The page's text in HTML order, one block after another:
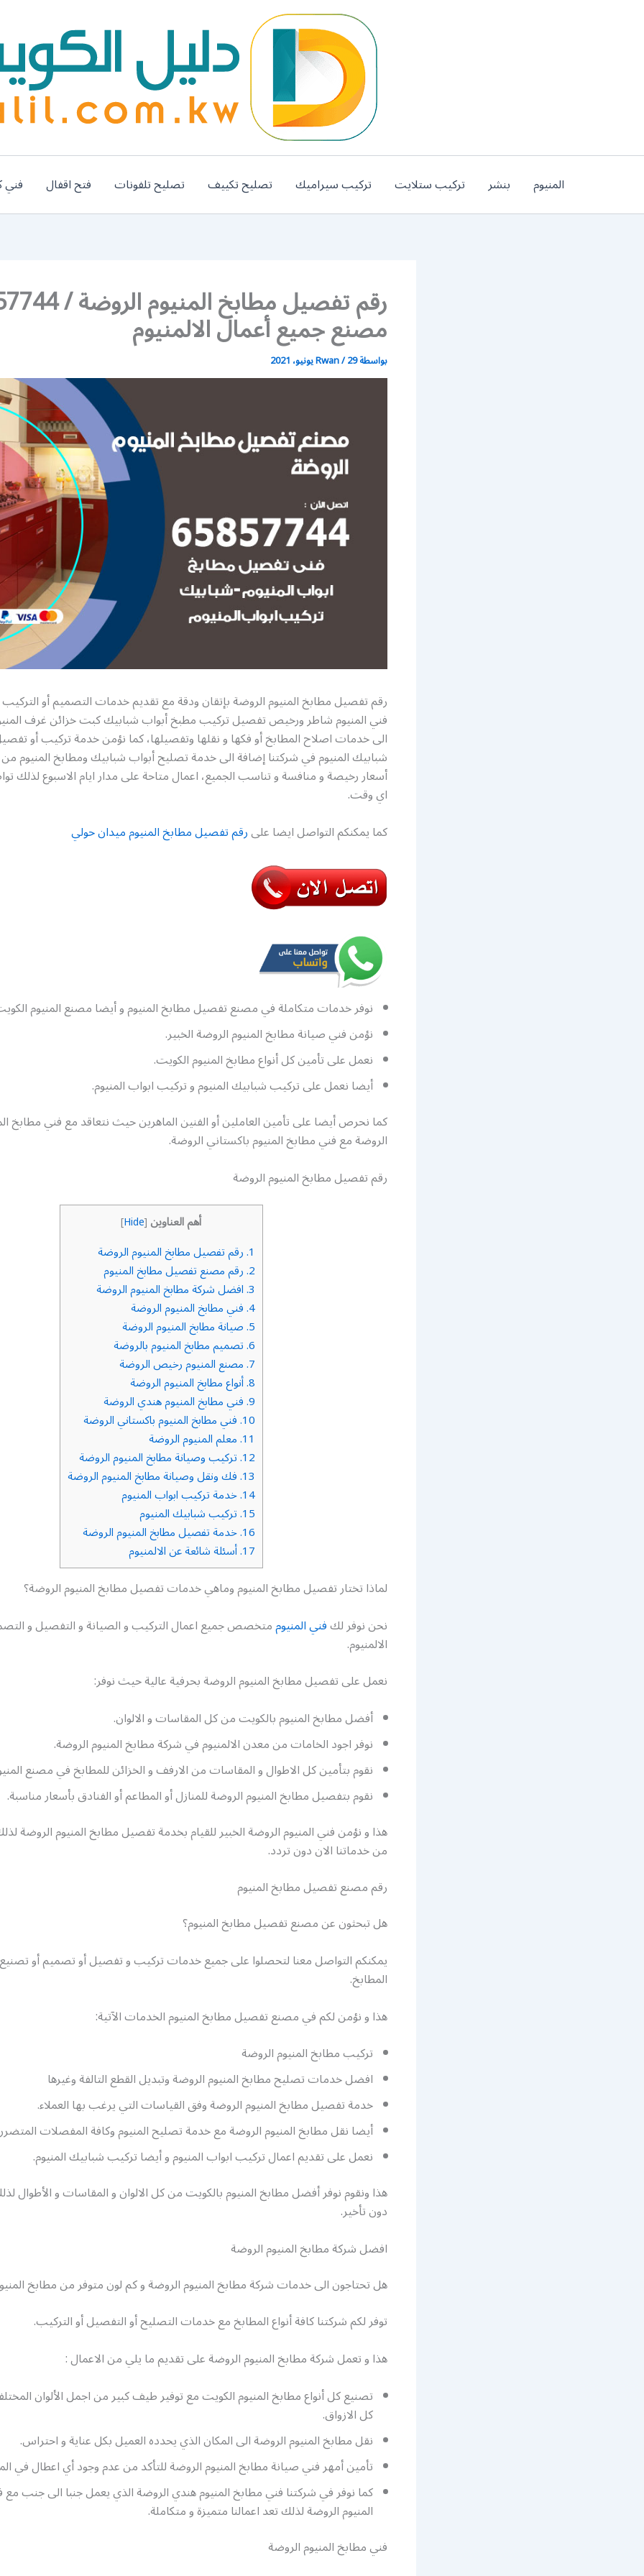
المنيوم بنشر تركيب ستلايت تركيب سيراميك تصليح تكييف تصليح تلفونات فتح اقفال فني
مصنع جميع أعمال الالمنيوم
بواسطة Rwan/29 يونيو، 2021
رقم تفصيل مطابخ المنيوم الروضة بإتقان ودقة مع تقديم خدمات التصميم أو التركيب
فني المنيوم شاطر ورخيص تفصيل تركيب مطبخ أبواب شبابيك كبت خزائن غرف
الى خدمات اصلاح المطابخ أو فكها و نقلها وتفصيلها، كما نؤمن خدمة تركيب أو
شبابيك المنيوم في شركتنا إضافة الى خدمة تصليح أبواب شبابيك ومطابخ المنيوم من
أسعار رخيصة و منافسة و تناسب الجميع، اعمال متاحة على مدار ايام الاسبوع لذلك
اي وقت.
كما يمكنكم التواصل ايضا علىرقم تفصيل مطابخ المنيوم ميدان حولي
نوفر خدمات متكاملة في مصنع تفصيل مطابخ المنيوم و أيضا مصنع المنيوم
نؤمن فني صيانة مطابخ المنيوم الروضة الخبير.
نعمل على تأمين كل أنواع مطابخ المنيوم الكويت.
أيضا نعمل على تركيب شبابيك المنيوم و تركيب ابواب المنيوم.
كما نحرص أيضا على تأمين العاملين أو الفنين الماهرين حيث نتعاقد مع فني مطابخ
الروضة مع فني مطابخ المنيوم باكستاني الروضة.
رقم تفصيل مطابخ المنيوم الروضة
أهم العناوين [
Hide
]
1. رقم تفصيل مطابخ المنيوم الروضة
2. رقم مصنع تفصيل مطابخ المنيوم
3. افضل شركة مطابخ المنيوم الروضة
4. فني مطابخ المنيوم الروضة
5. صيانة مطابخ المنيوم الروضة
6. تصميم مطابخ المنيوم بالروضة
7. مصنع المنيوم رخيص الروضة
8. أنواع مطابخ المنيوم الروضة
9. فني مطابخ المنيوم هندي الروضة
10. فني مطابخ المنيوم باكستاني الروضة
11. معلم المنيوم الروضة
12. تركيب وصيانة مطابخ المنيوم الروضة
13. فك ونقل وصيانة مطابخ المنيوم الروضة
14. خدمة تركيب ابواب المنيوم
15. تركيب شبابيك المنيوم
16. خدمة تفصيل مطابخ المنيوم الروضة
17. أسئلة شائعة عن الالمنيوم
لماذا تختار تفصيل مطابخ المنيوم وماهي خدمات تفصيل مطابخ المنيوم الروضة؟
نحن نوفر لكفني المنيوممتخصص جميع اعمال التركيب و الصيانة و التفصيل و
الالمنيوم.
نعمل على تفصيل مطابخ المنيوم الروضة بحرفية عالية حيث نوفر:
أفضل مطابخ المنيوم بالكويت من كل المقاسات و الالوان.
نوفر اجود الخامات من معدن الالمنيوم في شركة مطابخ المنيوم الروضة.
نقوم بتأمين كل الاطوال و المقاسات من الارفف و الخزائن للمطابخ في مصنع
نقوم بتفصيل مطابخ المنيوم الروضة للمنازل أو المطاعم أو الفنادق بأسعار مناسبة.
هذا و نؤمن فني المنيوم الروضة الخبير للقيام بخدمة تفصيل مطابخ المنيوم الروضة
من خدماتنا الان دون تردد.
رقم مصنع تفصيل مطابخ المنيوم
هل تبحثون عن مصنع تفصيل مطابخ المنيوم؟
يمكنكم التواصل معنا لتحصلوا على جميع خدمات تركيب و تفصيل أو تصميم أو
المطابخ.
هذا و نؤمن لكم في مصنع تفصيل مطابخ المنيوم الخدمات الآتية:
تركيب مطابخ المنيوم الروضة
افضل خدمات تصليح مطابخ المنيوم الروضة وتبديل القطع التالفة وغيرها
خدمة تفصيل مطابخ المنيوم الروضة وفق القياسات التي يرغب بها العملاء.
أيضا نقل مطابخ المنيوم الروضة مع خدمة تصليح المنيوم وكافة المفصلات
نعمل على تقديم اعمال تركيب ابواب المنيوم و أيضا تركيب شبابيك المنيوم.
هذا ونقوم نوفر أفضل مطابخ المنيوم بالكويت من كل الالوان و المقاسات و الأطوال
دون تأخير.
افضل شركة مطابخ المنيوم الروضة
هل تحتاجون الى خدمات شركة مطابخ المنيوم الروضة و كم لون متوفر من مطابخ
توفر لكم شركتنا كافة أنواع المطابخ مع خدمات التصليح أو التفصيل أو التركيب.
هذا و تعمل شركة مطابخ المنيوم الروضة على تقديم ما يلي من الاعمال :
تصنيع كل أنواع مطابخ المنيوم الكويت مع توفير طيف كبير من اجمل الألوان
كل الازواق.
نقل مطابخ المنيوم الروضة الى المكان الذي يحدده العميل بكل عناية و احتراس.
تأمين أمهر فني صيانة مطابخ المنيوم الروضة للتأكد من عدم وجود أي اعطال في
كما نوفر في شركتنا فني مطابخ المنيوم هندي الروضة الذي يعمل جنبا الى جنب
المنيوم الروضة لذلك تعد اعمالنا متميزة و متكاملة.
فني مطابخ المنيوم الروضة